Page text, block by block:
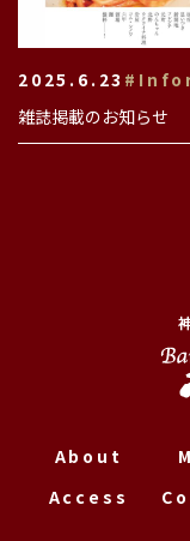
2025.6.23
雑誌掲載のお知らせ
About
Access